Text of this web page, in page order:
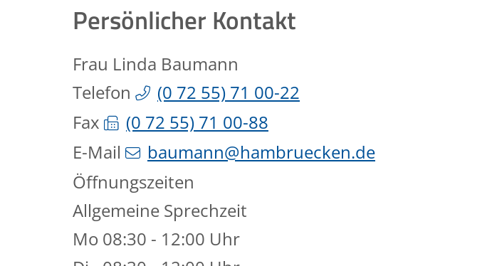
Persönlicher Kontakt
Frau Linda Baumann
Telefon
(0 72 55) 71 00-22
Fax
(0 72 55) 71 00-88
E-Mail
baumann@hambruecken.de
Öffnungszeiten
Allgemeine Sprechzeit
Mo 08:30 - 12:00 Uhr